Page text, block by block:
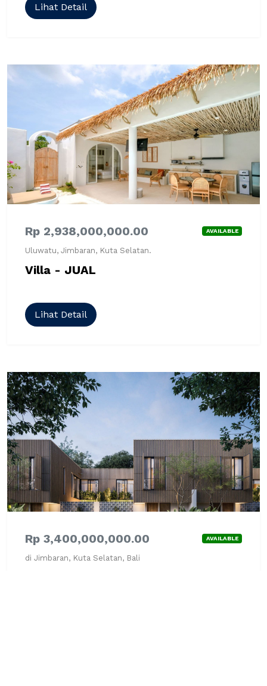
Lihat Detail
Rp 2,938,000,000.00 AVAILABLE
Uluwatu, Jimbaran, Kuta Selatan.
Villa - JUAL
Lihat Detail
Rp 3,400,000,000.00 AVAILABLE
di Jimbaran, Kuta Selatan, Bali